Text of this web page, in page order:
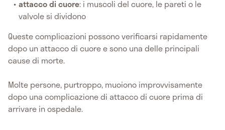
attacco di cuore: i muscoli del cuore, le pareti o le
valvole si dividono
Queste complicazioni possono verificarsi rapidamente
dopo un attacco di cuore e sono una delle principali
cause di morte.
Molte persone, purtroppo, muoiono improvvisamente
dopo una complicazione di attacco di cuore prima di
arrivare in ospedale.